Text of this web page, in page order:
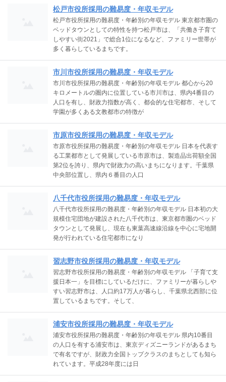
松戸市役所採用の難易度・年収モデル
松戸市役所採用の難易度・年齢別の年収モデル 東京都市圏の
ベッドタウンとしての特性を持つ松戸市は、「共働き子育て
しやすい街2021」で総合1位になるなど、ファミリー世帯が
多く暮らしているまちです。
市川市役所採用の難易度・年収モデル
市川市役所採用の難易度・年齢別の年収モデル 都心から20
キロメートルの圏内に位置している市川市は、県内4番目の
人口を有し、財政力指数が高く、都会的な住宅都市、そして
学園が多くある文教都市の特徴が
市原市役所採用の難易度・年収モデル
市原市役所採用の難易度・年齢別の年収モデル 日本を代表す
る工業都市として発展している市原市は、製造品出荷額全国
第2位を誇り、県内で財政力の高いまちになります。千葉県
中央部位置し、県内６番目の人口
八千代市役所採用の難易度・年収モデル
八千代市役所採用の難易度・年齢別の年収モデル 日本初の大
規模住宅団地が建設された八千代市は、東京都市圏のベッド
タウンとして発展し、現在も東葉高速線沿線を中心に宅地開
発が行われている住宅都市になり
習志野市役所採用の難易度・年収モデル
習志野市役所採用の難易度・年齢別の年収モデル 「子育て支
援日本一」を目標にしているだけに、ファミリーが暮らしや
すい習志野市は、人口約17万人が暮らし、千葉県北西部に位
置しているまちです。そして、
浦安市役所採用の難易度・年収モデル
浦安市役所採用の難易度・年齢別の年収モデル 県内10番目
の人口を有する浦安市は、東京ディズニーランドがあるまち
で有名ですが、財政力全国トップクラスのまちとしても知ら
れています。平成28年度には日